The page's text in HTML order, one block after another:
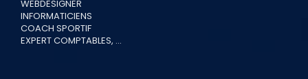
WEBDESIGNER
INFORMATICIENS
COACH SPORTIF
EXPERT COMPTABLES, …